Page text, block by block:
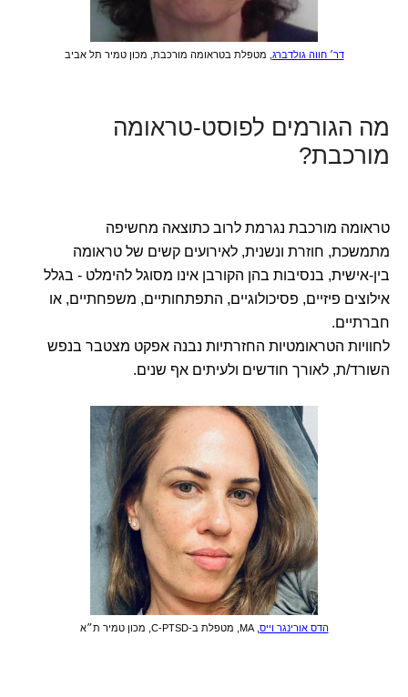
דר׳ חווה גולדברג , מטפלת בטראומה מורכבת, מכון טמיר תל אביב
מה הגורמים לפוסט-טראומה
מורכבת?
טראומה מורכבת נגרמת לרוב כתוצאה מחשיפה
מתמשכת, חוזרת ונשנית, לאירועים קשים של טראומה
בין-אישית, בנסיבות בהן הקורבן אינו מסוגל להימלט - בגלל
אילוצים פיזיים, פסיכולוגיים, התפתחותיים, משפחתיים, או
חברתיים.
לחוויות הטראומטיות החזרתיות נבנה אפקט מצטבר בנפש
השורד/ת, לאורך חודשים ולעיתים אף שנים.
הדס אורינגר וייס, MA, מטפלת ב-C-PTSD, מכון טמיר ת״א